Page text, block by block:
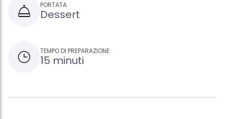
PORTATA
Dessert
TEMPO DI PREPARAZIONE
15 minuti